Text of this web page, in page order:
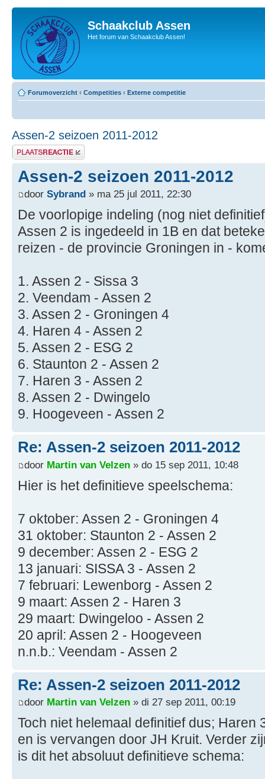
Schaakclub Assen
Het forum van Schaakclub Assen!
Forumoverzicht ‹ Competities ‹ Externe competitie
Assen-2 seizoen 2011-2012
Plaats een reactie
Assen-2 seizoen 2011-2012
door Sybrand » ma 25 jul 2011, 22:30
De voorlopige indeling (nog niet
Assen 2 is ingedeeld in 1B en dat
reizen - de provincie Groningen in -
1. Assen 2 - Sissa 3
2. Veendam - Assen 2
3. Assen 2 - Groningen 4
4. Haren 4 - Assen 2
5. Assen 2 - ESG 2
6. Staunton 2 - Assen 2
7. Haren 3 - Assen 2
8. Assen 2 - Dwingelo
9. Hoogeveen - Assen 2
Re: Assen-2 seizoen 2011-2012
door Martin van Velzen » do 15 sep 2011, 10:48
Hier is het definitieve speelschema:
7 oktober: Assen 2 - Groningen 4
31 oktober: Staunton 2 - Assen 2
9 december: Assen 2 - ESG 2
13 januari: SISSA 3 - Assen 2
7 februari: Lewenborg - Assen 2
9 maart: Assen 2 - Haren 3
29 maart: Dwingeloo - Assen 2
20 april: Assen 2 - Hoogeveen
n.n.b.: Veendam - Assen 2
Re: Assen-2 seizoen 2011-2012
door Martin van Velzen » di 27 sep 2011, 00:19
Toch niet helemaal definitief dus; Haren
en is vervangen door JH Kruit. Verder
is dit het absoluut definitieve schema: